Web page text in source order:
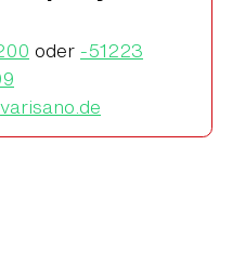
oder -51223
varisano.de